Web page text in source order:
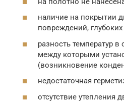
наличие на покрытии
повреждений,
разность температур
между которыми
(возникновение
недостаточная
отсутствие утепления